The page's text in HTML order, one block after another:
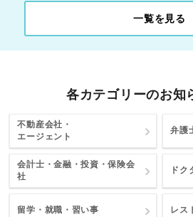
一覧を見る
各カテゴリーのお知
不動産会社・
エージェント
弁護
会計士・金融・投資・保険会
社
ドク
留学・就職・習い事 レス